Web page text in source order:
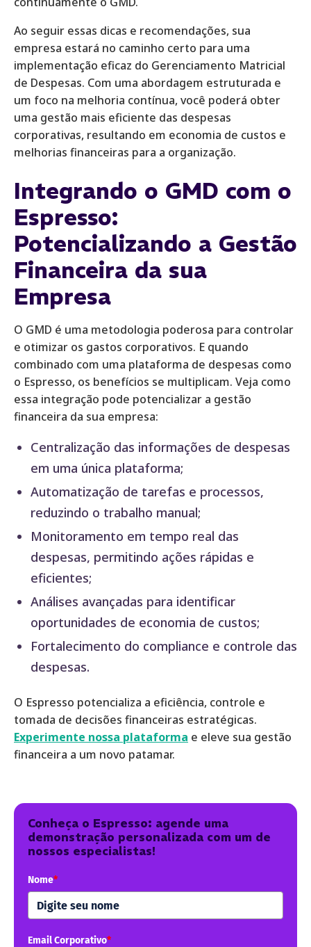
Ao seguir essas dicas e recomendações, sua
empresa estará no caminho certo para uma
implementação eficaz do Gerenciamento Matricial
de Despesas. Com uma abordagem estruturada e
um foco na melhoria contínua, você poderá obter
uma gestão mais eficiente das despesas
corporativas, resultando em economia de custos e
melhorias financeiras para a organização.
Integrando o GMD com o
Espresso:
Potencializando a Gestão
Financeira da sua
Empresa
O GMD é uma metodologia poderosa para controlar
e otimizar os gastos corporativos. E quando
combinado com uma plataforma de despesas como
o Espresso, os benefícios se multiplicam. Veja como
essa integração pode potencializar a gestão
financeira da sua empresa:
Centralização das informações de despesas
em uma única plataforma;
Automatização de tarefas e processos,
reduzindo o trabalho manual;
Monitoramento em tempo real das
despesas, permitindo ações rápidas e
eficientes;
Análises avançadas para identificar
oportunidades de economia de custos;
Fortalecimento do compliance e controle das
despesas.
O Espresso potencializa a eficiência, controle e
tomada de decisões financeiras estratégicas.
Experimente nossa plataforma e eleve sua gestão
financeira a um novo patamar.
Conheça o Espresso: agende uma
demonstração personalizada com um de
nossos especialistas!
Nome*
Email Corporativo*